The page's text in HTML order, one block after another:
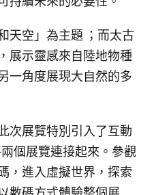
天空」為主題 ；而太古
展示靈感來自陸地物種
一角度展現大自然的多
次展覽特別引入了互動
個展覽連接起來。參觀
，進入虛擬世界，探索